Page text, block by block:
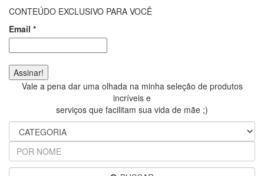
CONTEÚDO EXCLUSIVO PARA VOCÊ
Email *
Vale a pena dar uma olhada na minha seleção de produtos
incríveis e
serviços que facilitam sua vida de mãe ;)